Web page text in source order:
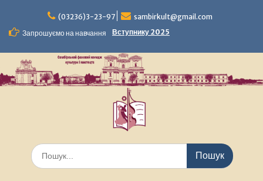
вмісту
(03236)3-23-97
sambirkult@gmail.com
Запрошуємо на навчання
Вступнику 2025
Шукати: